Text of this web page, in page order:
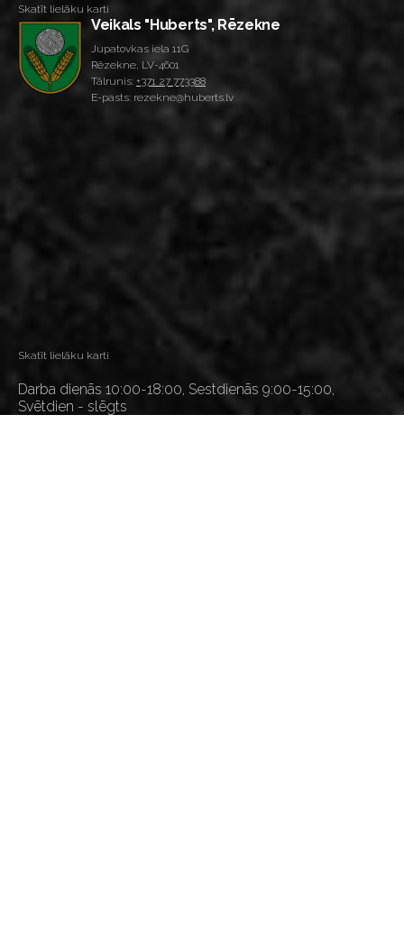
Skatīt lielāku karti
Veikals "Huberts", Rēzekne
Jupatovkas iela 11G
Rēzekne, LV-4601
Tālrunis: +371 27 773388
E-pasts: rezekne@huberts.lv
Skatīt lielāku karti
Darba dienās 10:00-18:00, Sestdienās 9:00-15:00,
Svētdien - slēgts